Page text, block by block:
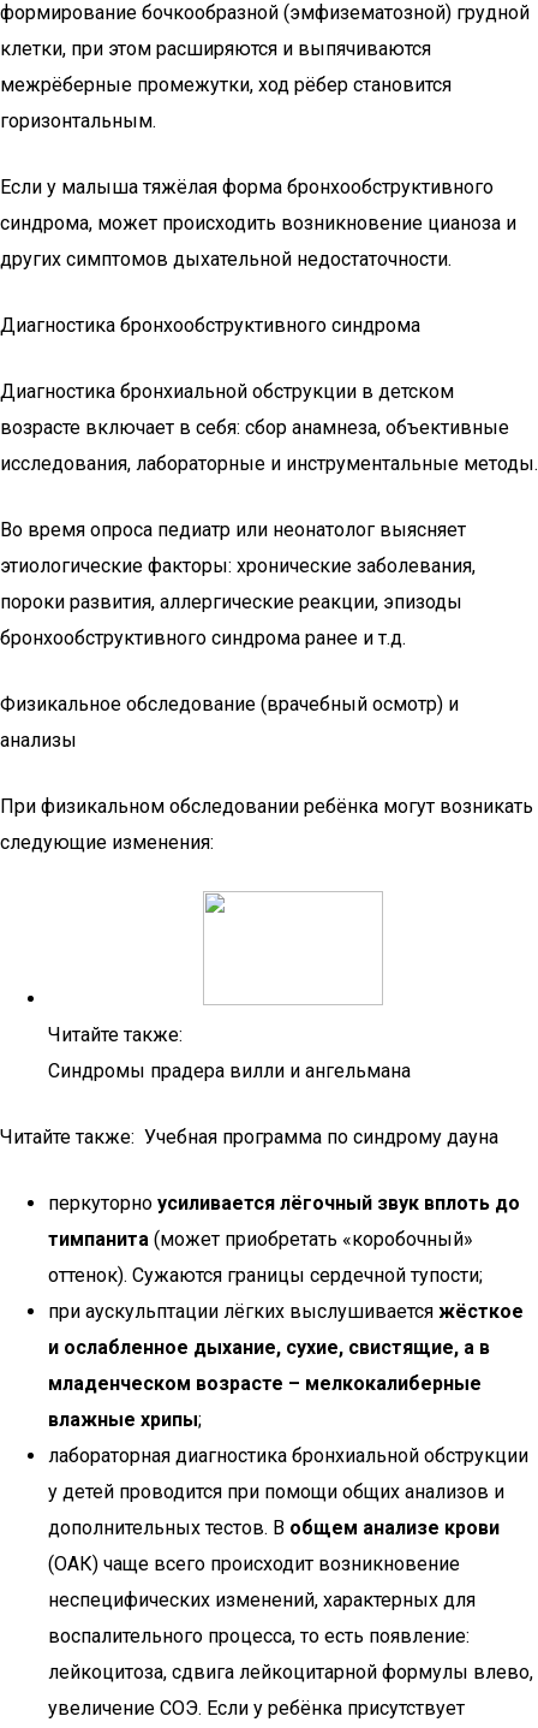
формирование бочкообразной (эмфизематозной) грудной
клетки, при этом расширяются и выпячиваются
межрёберные промежутки, ход рёбер становится
горизонтальным.
Если у малыша тяжёлая форма бронхообструктивного
синдрома, может происходить возникновение цианоза и
других симптомов дыхательной недостаточности.
Диагностика бронхообструктивного синдрома
Диагностика бронхиальной обструкции в детском
возрасте включает в себя: сбор анамнеза, объективные
исследования, лабораторные и инструментальные методы.
Во время опроса педиатр или неонатолог выясняет
этиологические факторы: хронические заболевания,
пороки развития, аллергические реакции, эпизоды
бронхообструктивного синдрома ранее и т.д.
Физикальное обследование (врачебный осмотр) и
анализы
При физикальном обследовании ребёнка могут возникать
следующие изменения:
Читайте также:
Синдромы прадера вилли и ангельмана
Читайте также: Учебная программа по синдрому дауна
перкуторно усиливается лёгочный звук вплоть до
тимпанита (может приобретать «коробочный»
оттенок). Сужаются границы сердечной тупости;
при аускульптации лёгких выслушивается жёсткое
и ослабленное дыхание, сухие, свистящие, а в
младенческом возрасте – мелкокалиберные
влажные хрипы;
лабораторная диагностика бронхиальной обструкции
у детей проводится при помощи общих анализов и
дополнительных тестов. В общем анализе крови
(ОАК) чаще всего происходит возникновение
неспецифических изменений, характерных для
воспалительного процесса, то есть появление:
лейкоцитоза, сдвига лейкоцитарной формулы влево,
увеличение СОЭ. Если у ребёнка присутствует